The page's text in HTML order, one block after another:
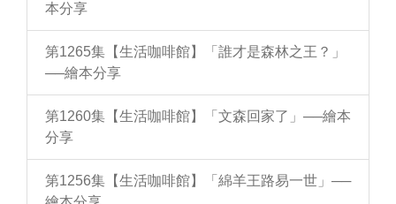
本分享
第1265集【生活咖啡館】「誰才是森林之王？」
──繪本分享
第1260集【生活咖啡館】「文森回家了」──繪本
分享
第1256集【生活咖啡館】「綿羊王路易一世」──